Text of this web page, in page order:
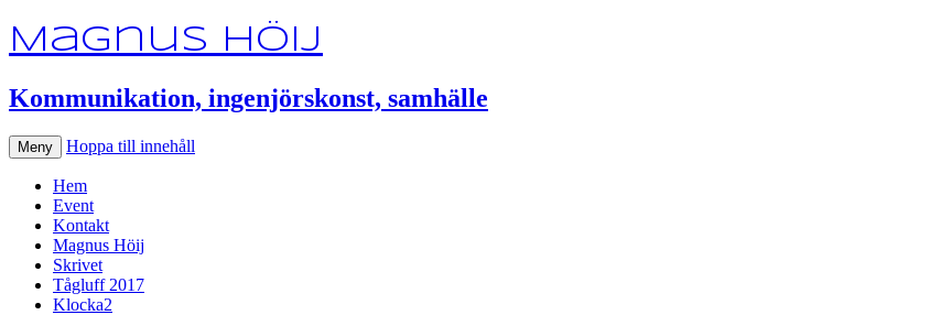
Magnus Höij
Kommunikation, ingenjörskonst, samhälle
Meny Hoppa till innehåll
Hem
Event
Kontakt
Magnus Höij
Skrivet
Tågluff 2017
Klocka2